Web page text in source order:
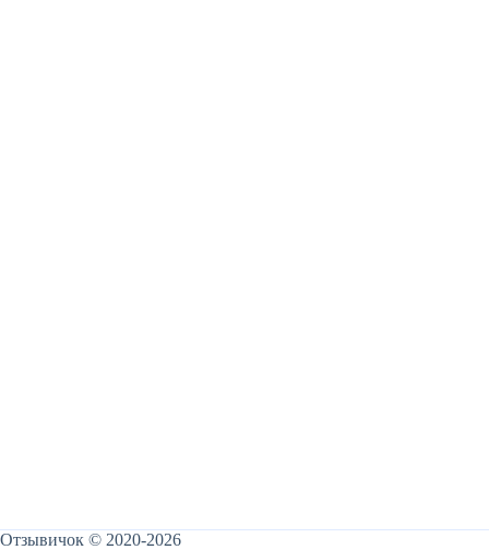
Отзывичок © 2020-2026